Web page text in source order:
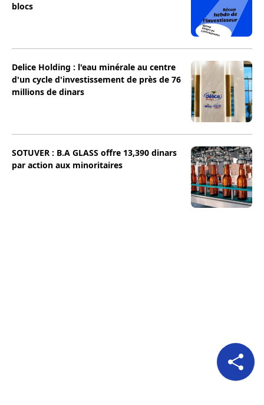
blocs
Delice Holding : l'eau minérale au centre
d'un cycle d'investissement de près de 76
millions de dinars
SOTUVER : B.A GLASS offre 13,390 dinars
par action aux minoritaires